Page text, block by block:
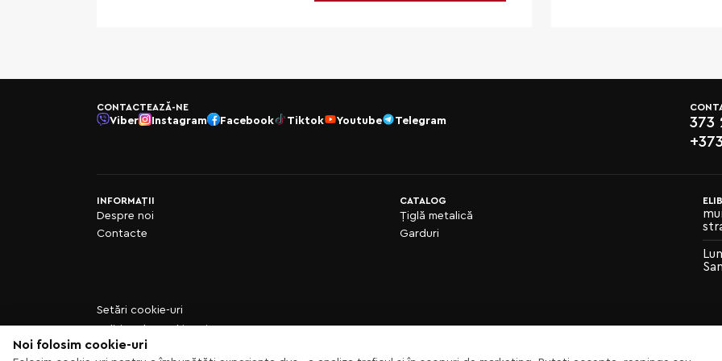
CONTACTEAZĂ-NE
Viber Instagram Facebook Tiktok Youtube Telegram
373
INFORMAȚII
Despre noi
Contacte
CATALOG
Țiglă metalică
Garduri
Setări cookie-uri
Noi folosim cookie-uri